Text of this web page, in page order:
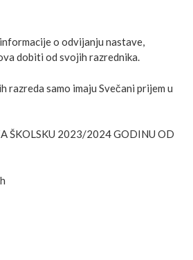
o odvijanju nastave,
dobiti od svojih razrednika.
razreda samo imaju Svečani prijem u
ŠKOLSKU 2023/2024 GODINU OD